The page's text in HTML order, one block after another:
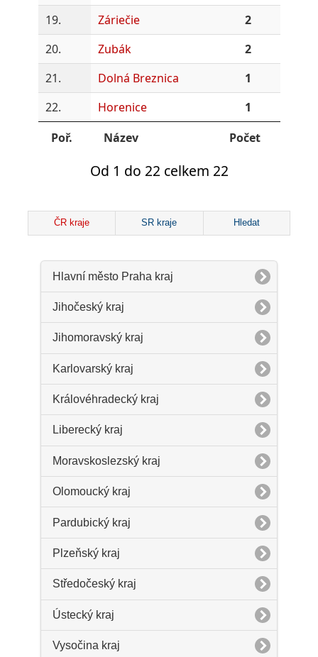
19.
Záriečie
2
20.
Zubák
2
21.
Dolná Breznica
1
22.
Horenice
1
Poř.
Název Počet
Od 1 do 22 celkem 22
ČR kraje SR kraje Hledat
Hlavní město Praha kraj
Jihočeský kraj
Jihomoravský kraj
Karlovarský kraj
Královéhradecký kraj
Liberecký kraj
Moravskoslezský kraj
Olomoucký kraj
Pardubický kraj
Plzeňský kraj
Středočeský kraj
Ústecký kraj
Vysočina kraj